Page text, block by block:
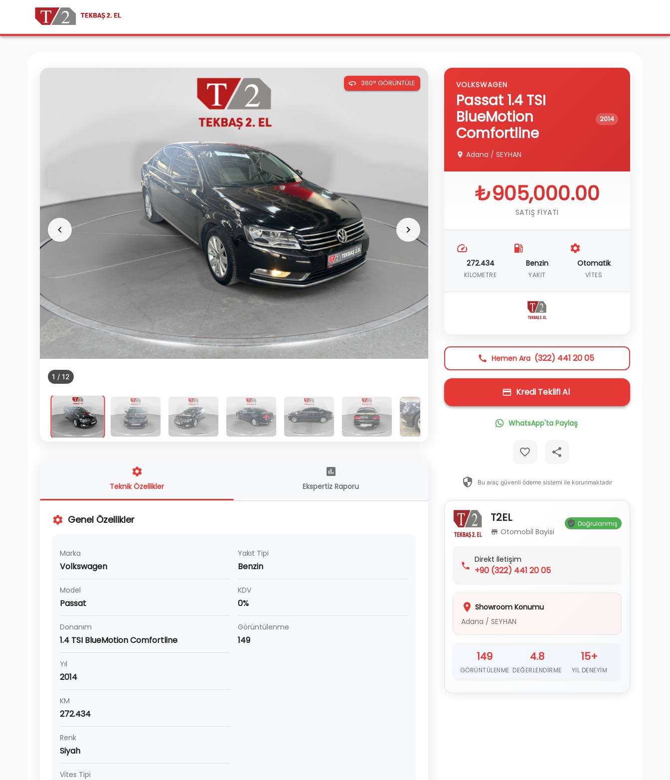
1 / 12
360° GÖRÜNTÜLE
Teknik Özellikler Ekspertiz Raporu
Genel Özellikler
Marka
Volkswagen
Model
Passat
Donanım
1.4 TSI BlueMotion Comfortline
Yıl
2014
KM
272.434
Renk
Siyah
Vites Tipi
Yakıt Tipi
Benzin
KDV
0%
Görüntülenme
149
VOLKSWAGEN
Passat1.4 TSI
BlueMotion
Comfortline
2014
Adana / SEYHAN
₺905,000.00
SATIŞ FIYATI
272.434
KILOMETRE
Benzin
YAKIT
Otomatik
VITES
Hemen Ara (322) 441 20 05
Kredi Teklifi Al
WhatsApp'ta Paylaş
Bu araç güvenli ödeme sistemi ile korunmaktadır
T2EL
Otomobil Bayisi
Doğrulanmış
Direkt İletişim
+90 (322) 441 20 05
Showroom Konumu
Adana / SEYHAN
149
GÖRÜNTÜLENME
4.8
DEĞERLENDIRME
15+
YIL DENEYIM